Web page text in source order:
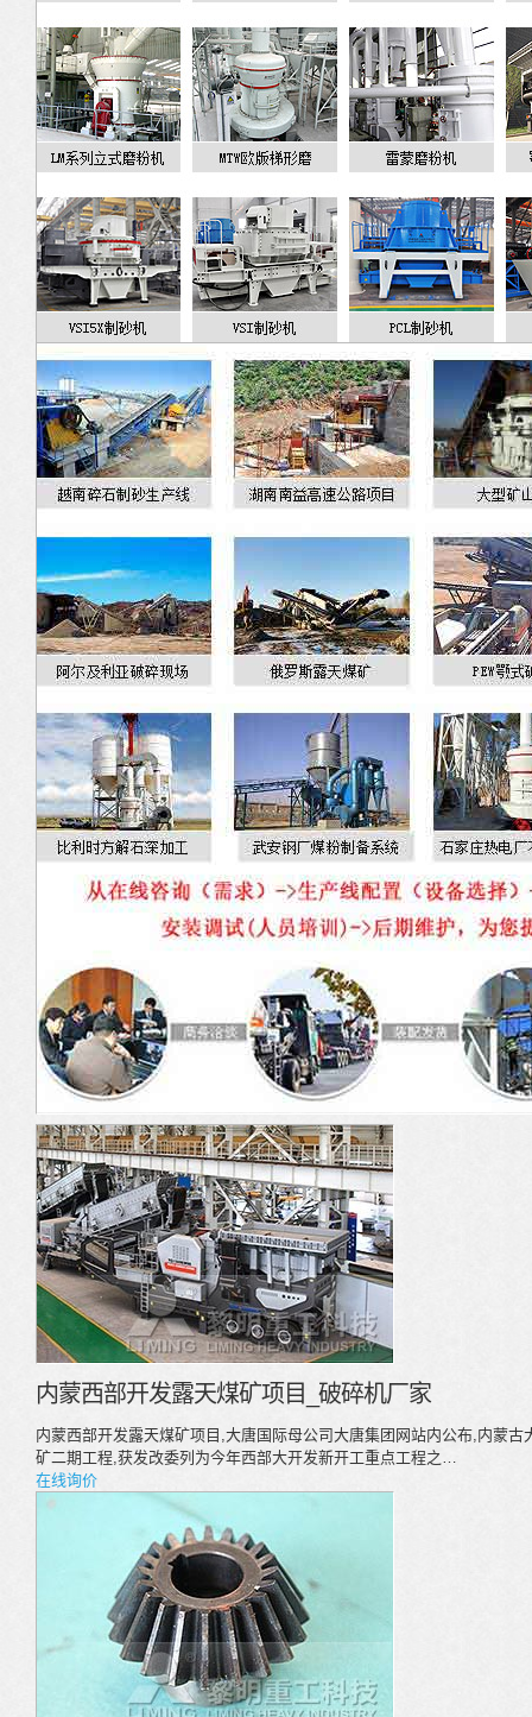
内蒙西部开发露天煤矿项目_破碎机厂家
内蒙西部开发露天煤矿项目,大唐国际母公司大唐集团网站内公布,内蒙
矿二期工程,获发改委列为今年西部大开发新开工重点工程之…
在线询价